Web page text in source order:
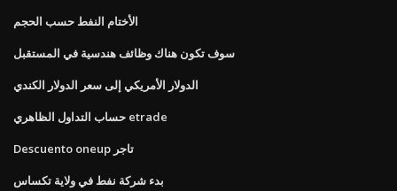
الأختام النفط حسب الحجم
سوف تكون هناك وظائف هندسية في المستقبل
الدولار الأمريكي إلى سعر الدولار الكندي
حساب التداول الظاهري etrade
Descuento oneup تاجر
بدء شركة نفط في ولاية تكساس